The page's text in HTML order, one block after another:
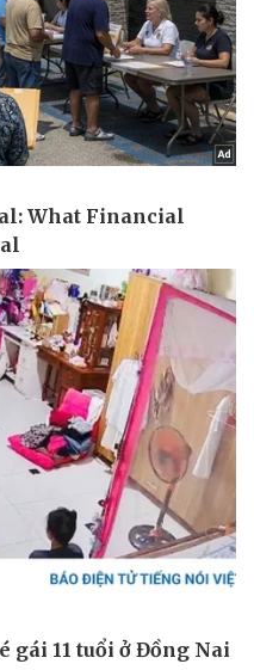
Quân sự - Quốc phòng
Việt Nam
Phân tích